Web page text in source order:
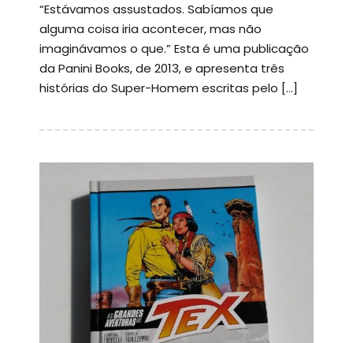
“Estávamos assustados. Sabíamos que
alguma coisa iria acontecer, mas não
imaginávamos o que.” Esta é uma publicação
da Panini Books, de 2013, e apresenta três
histórias do Super-Homem escritas pelo […]